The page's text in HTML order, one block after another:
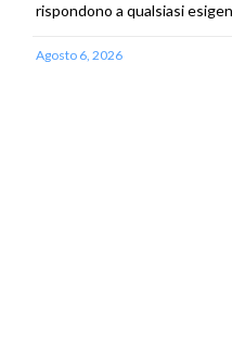
rispondono a qualsiasi
Agosto 6, 2026